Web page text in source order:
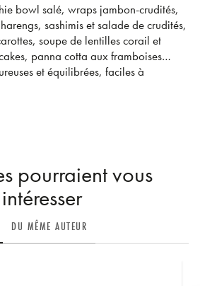
bowl salé, wraps jambon-crudités,
sashimis et salade de crudités,
soupe de lentilles corail et
panna cotta aux framboises…
et équilibrées, faciles à
pourraient vous
intéresser
DU MÊME AUTEUR